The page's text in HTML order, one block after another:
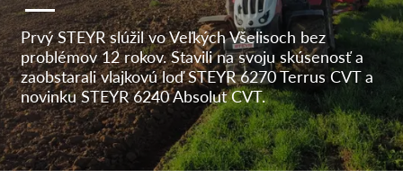
Prvý STEYR slúžil vo Veľkých Všelisoch bez
problémov 12 rokov. Stavili na svoju skúsenosť a
zaobstarali vlajkovú loď STEYR 6270 Terrus CVT a
novinku STEYR 6240 Absolut CVT.